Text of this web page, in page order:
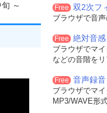
～
Free 双2次フ
ブラウザで音
Free 絶対音感
ブラウザでマ
などの音階を
Free 音声録
ブラウザでマ
MP3/WAVE形